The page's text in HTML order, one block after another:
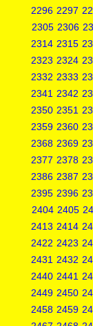
2296 2297
2305 2306
2314 2315
2323 2324
2332 2333
2341 2342
2350 2351
2359 2360
2368 2369
2377 2378
2386 2387
2395 2396
2404 2405
2413 2414
2422 2423
2431 2432
2440 2441
2449 2450
2458 2459